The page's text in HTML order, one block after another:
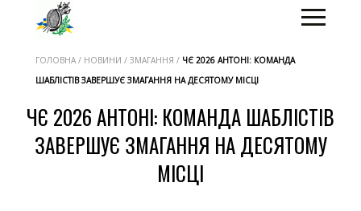
ГОЛОВНА / НОВИНИ / ЗМАГАННЯ / ЧЄ 2026 АНТОНІ: КОМАНДА
ШАБЛІСТІВ ЗАВЕРШУЄ ЗМАГАННЯ НА ДЕСЯТОМУ МІСЦІ
ЧЄ 2026 АНТОНІ: КОМАНДА ШАБЛІСТІВ
ЗАВЕРШУЄ ЗМАГАННЯ НА ДЕСЯТОМУ
МІСЦІ